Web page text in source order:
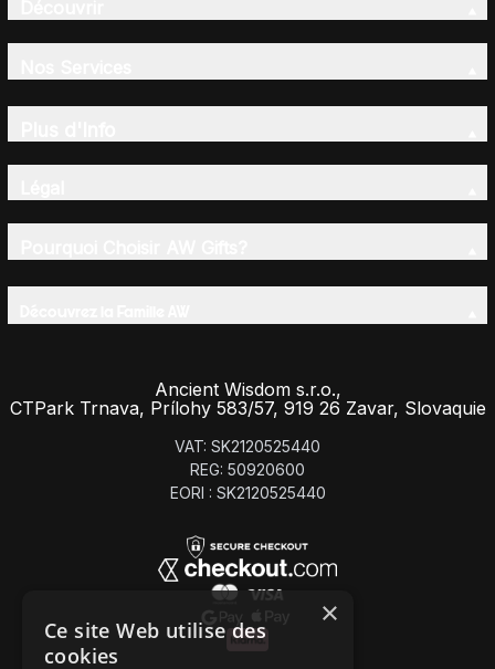
Ancient Wisdom s.r.o.,
CTPark Trnava, Prílohy 583/57, 919 26 Zavar, Slovaquie
VAT: SK2120525440
REG: 50920600
EORI : SK2120525440
×
Ce site Web utilise des
cookies